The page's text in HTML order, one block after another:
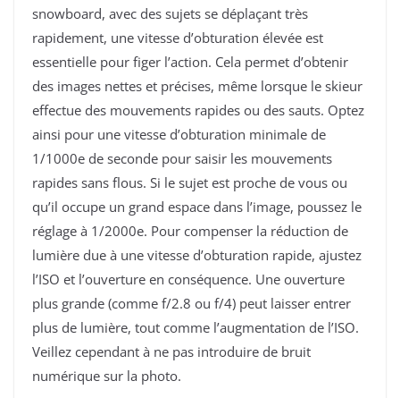
snowboard, avec des sujets se déplaçant très
rapidement, une vitesse d’obturation élevée est
essentielle pour figer l’action. Cela permet d’obtenir
des images nettes et précises, même lorsque le skieur
effectue des mouvements rapides ou des sauts. Optez
ainsi pour une vitesse d’obturation minimale de
1/1000e de seconde pour saisir les mouvements
rapides sans flous. Si le sujet est proche de vous ou
qu’il occupe un grand espace dans l’image, poussez le
réglage à 1/2000e. Pour compenser la réduction de
lumière due à une vitesse d’obturation rapide, ajustez
l’ISO et l’ouverture en conséquence. Une ouverture
plus grande (comme f/2.8 ou f/4) peut laisser entrer
plus de lumière, tout comme l’augmentation de l’ISO.
Veillez cependant à ne pas introduire de bruit
numérique sur la photo.